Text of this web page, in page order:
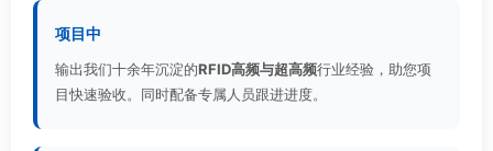
项目中
输出我们十余年沉淀的RFID高频与超高频行业经验，助您项
目快速验收。同时配备专属人员跟进进度。